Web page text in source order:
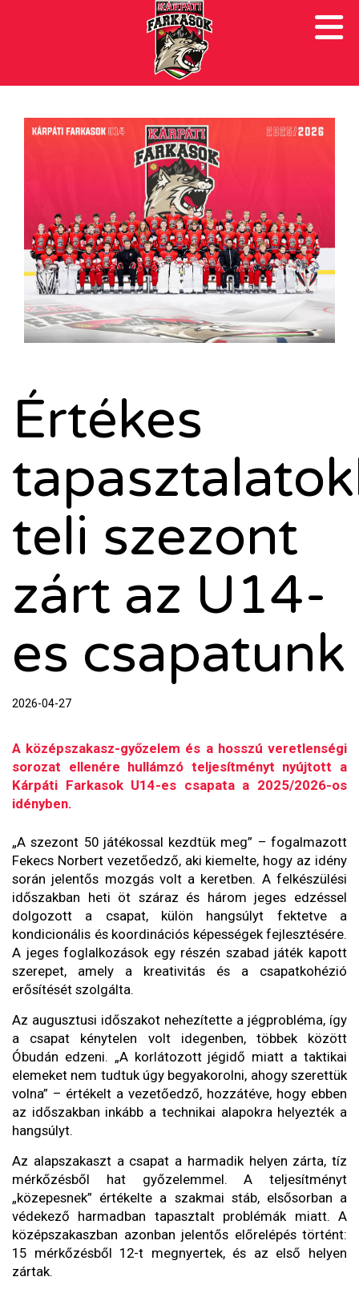
Értékes
teli szezont
zárt az U14-
es csapatunk
2026-04-27
A középszakasz-győzelem és a hosszú veretlenségi
sorozat ellenére hullámzó teljesítményt nyújtott a
Kárpáti Farkasok U14-es csapata a 2025/2026-os
idényben.
„A szezont 50 játékossal kezdtük meg” – fogalmazott
Fekecs Norbert vezetőedző, aki kiemelte, hogy az idény
során jelentős mozgás volt a keretben. A felkészülési
időszakban heti öt száraz és három jeges edzéssel
dolgozott a csapat, külön hangsúlyt fektetve a
kondicionális és koordinációs képességek fejlesztésére.
A jeges foglalkozások egy részén szabad játék kapott
szerepet, amely a kreativitás és a csapatkohézió
erősítését szolgálta.
Az augusztusi időszakot nehezítette a jégprobléma, így
a csapat kénytelen volt idegenben, többek között
Óbudán edzeni. „A korlátozott jégidő miatt a taktikai
elemeket nem tudtuk úgy begyakorolni, ahogy szerettük
volna” – értékelt a vezetőedző, hozzátéve, hogy ebben
az időszakban inkább a technikai alapokra helyezték a
hangsúlyt.
Az alapszakaszt a csapat a harmadik helyen zárta, tíz
mérkőzésből hat győzelemmel. A teljesítményt
„közepesnek” értékelte a szakmai stáb, elsősorban a
védekező harmadban tapasztalt problémák miatt. A
középszakaszban azonban jelentős előrelépés történt:
15 mérkőzésből 12-t megnyertek, és az első helyen
zártak.